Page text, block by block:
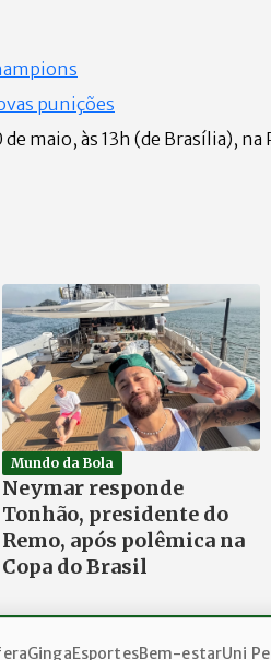
punições
maio, às 13h (de Brasília),
Mundo da Bola
Neymar responde
Tonhão, presidente do
Remo, após polêmica na
Copa do Brasil
GingaEsportesBem-estarUni